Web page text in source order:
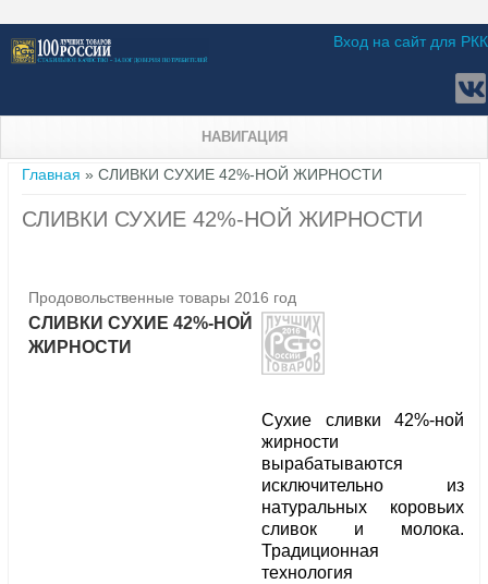
Вход на сайт для РКК
НАВИГАЦИЯ
Вы здесь
Главная » СЛИВКИ СУХИЕ 42%-НОЙ ЖИРНОСТИ
СЛИВКИ СУХИЕ 42%-НОЙ ЖИРНОСТИ
Продовольственные товары 2016 год
СЛИВКИ СУХИЕ 42%-НОЙ
ЖИРНОСТИ
Сухие сливки 42%-ной
жирности
вырабатываются
исключительно из
натуральных коровьих
сливок и молока.
Традиционная
технология